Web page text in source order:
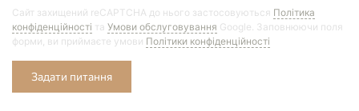
Сайт захищений reCAPTCHA до нього застосовуються Політика
конфіденційності та Умови обслуговування Google. Заповнюючи поля
форми, ви приймаєте умови Політики конфіденційності
Задати питання